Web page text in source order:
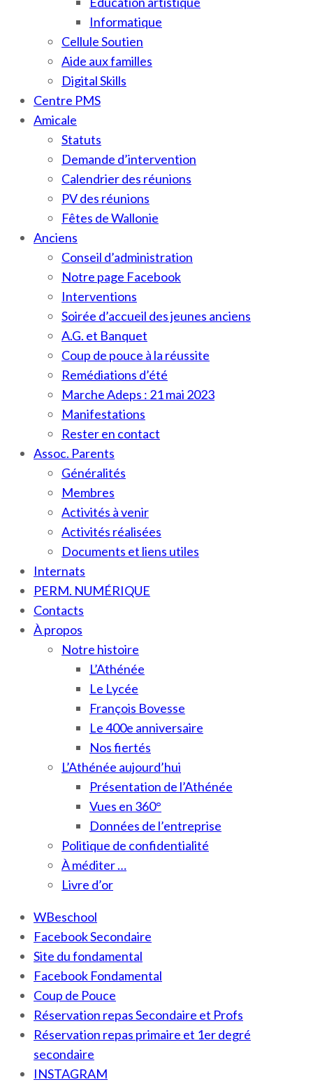
Informatique
Cellule Soutien
Aide aux familles
Digital Skills
Centre PMS
Amicale
Statuts
Demande d’intervention
Calendrier des réunions
PV des réunions
Fêtes de Wallonie
Anciens
Conseil d’administration
Notre page Facebook
Interventions
Soirée d’accueil des jeunes anciens
A.G. et Banquet
Coup de pouce à la réussite
Remédiations d’été
Marche Adeps : 21 mai 2023
Manifestations
Rester en contact
Assoc. Parents
Généralités
Membres
Activités à venir
Activités réalisées
Documents et liens utiles
Internats
PERM. NUMÉRIQUE
Contacts
À propos
Notre histoire
L’Athénée
Le Lycée
François Bovesse
Le 400e anniversaire
Nos fiertés
L’Athénée aujourd’hui
Présentation de l’Athénée
Vues en 360°
Données de l’entreprise
Politique de confidentialité
À méditer …
Livre d’or
WBeschool
Facebook Secondaire
Site du fondamental
Facebook Fondamental
Coup de Pouce
Réservation repas Secondaire et Profs
Réservation repas primaire et 1er degré
secondaire
INSTAGRAM